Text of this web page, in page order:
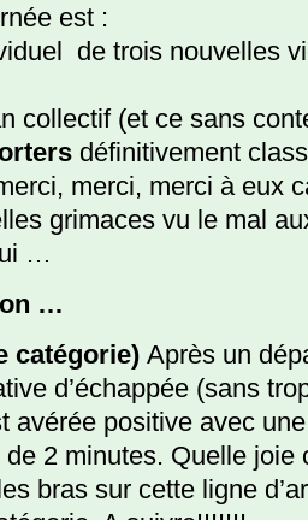
est :
de trois nouvelles
collectif (et ce sans
définitivement
merci, merci à eux
grimaces vu le mal
…
…
catégorie) Après un
d’échappée (sans
avérée positive avec
de 2 minutes. Quelle joie
bras sur cette ligne